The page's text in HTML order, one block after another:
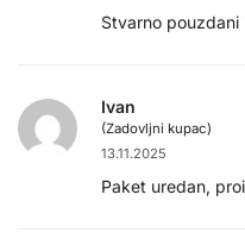
Stvarno
Ivan
(Zadovljni kupac)
13.11.2025
Paket uredan,